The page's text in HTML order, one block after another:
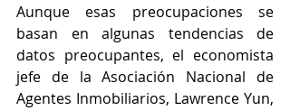
Aunque esas preocupaciones se
basan en algunas tendencias de
datos preocupantes, el economista
jefe de la Asociación Nacional de
Agentes Inmobiliarios, Lawrence Yun,